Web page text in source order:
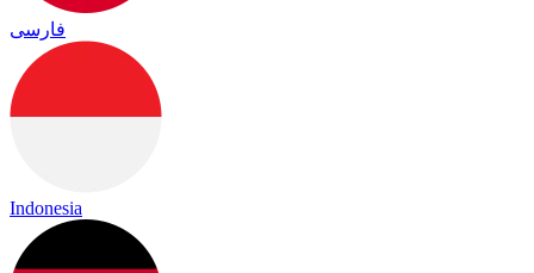
فارسی
Indonesia